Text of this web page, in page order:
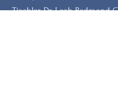
Tischler, Dr. Leah Redmond